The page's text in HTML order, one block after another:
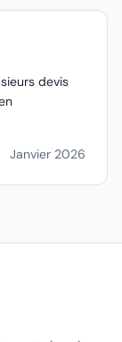
devis
Janvier 2026